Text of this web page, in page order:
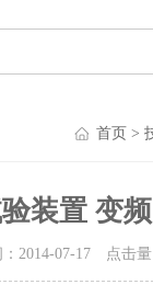
首页 >
装置 变
2014-07-17 点击量